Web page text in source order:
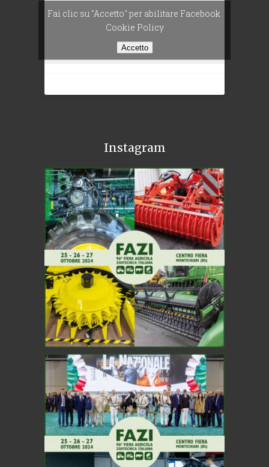
Fai clic su "Accetto" per abilitare Facebook
Cookie Policy
Accetto
Instagram